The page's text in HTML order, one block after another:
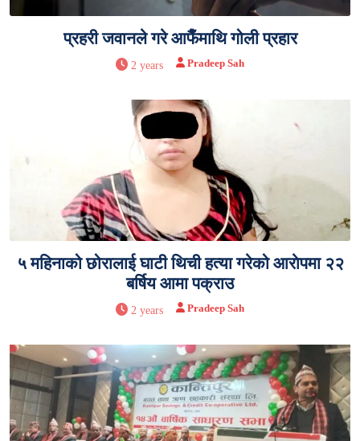
प्रहरी जवानले गरे आफैँमाथि गोली प्रहार
2 years Pradeep Sah
५ महिनाको छोरालाई घाटी थिची हत्या गरेको आराेपमा २२
बर्षिय आमा पक्राउ
2 years Pradeep Sah